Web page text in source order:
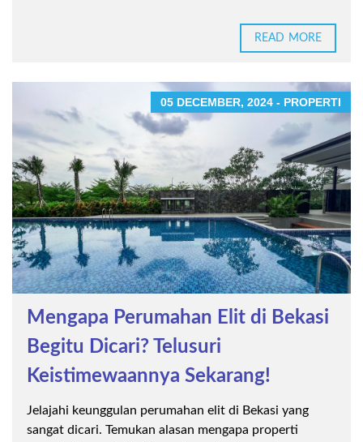
READ MORE
05 DECEMBER, 2024 - PROPERTI
Mengapa Perumahan Elit di Bekasi
Begitu Dicari? Telusuri
Keistimewaannya Sekarang!
Jelajahi keunggulan perumahan elit di Bekasi yang
sangat dicari. Temukan alasan mengapa properti